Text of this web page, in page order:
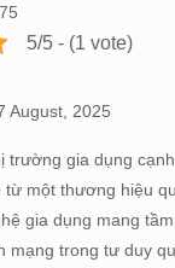
5/5 - (1 vote)
August, 2025
trường gia dụng
từ một thương hiệu
gia dụng mang
mạng trong tư duy